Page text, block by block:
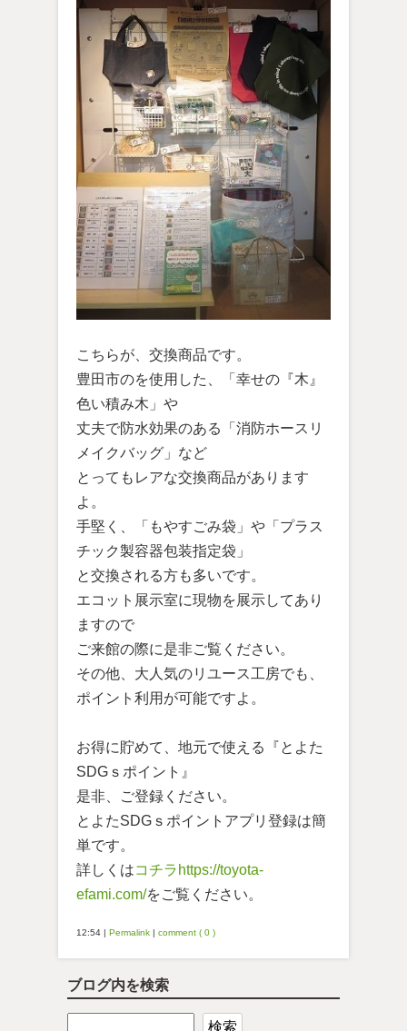
こちらが、交換商品です。
豊田市のを使用した、「幸せの『木』
色い積み木」や
丈夫で防水効果のある「消防ホースリ
メイクバッグ」など
とってもレアな交換商品があります
よ。
手堅く、「もやすごみ袋」や「プラス
チック製容器包装指定袋」
と交換される方も多いです。
エコット展示室に現物を展示してあり
ますので
ご来館の際に是非ご覧ください。
その他、大人気のリユース工房でも、
ポイント利用が可能ですよ。
お得に貯めて、地元で使える『とよた
SDGｓポイント』
是非、ご登録ください。
とよたSDGｓポイントアプリ登録は簡
単です。
詳しくはコチラ https://toyota-
efami.com/をご覧ください。
12:54 | Permalink | comment ( 0 )
ブログ内を検索